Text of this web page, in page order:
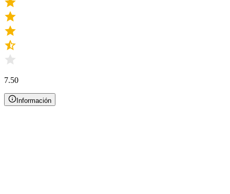
7.50
Información